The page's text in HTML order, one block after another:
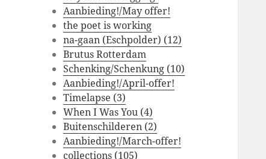
Aanbieding!/May offer!
the poet is working
na-gaan (Eschpolder) (12)
Brutus Rotterdam
Schenking/Schenkung (10)
Aanbieding!/April-offer!
Timelapse (3)
When I Was You (4)
Buitenschilderen (2)
Aanbieding!/March-offer!
collections (105)